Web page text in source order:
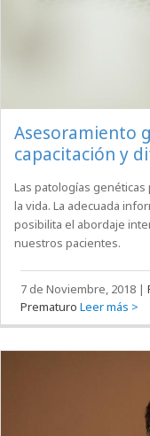
Asesoramiento
capacitación y
Las patologías
la vida. La adecuada
posibilita el abordaje
nuestros pacientes.
7 de Noviembre, 2018 |
Prematuro Leer más >